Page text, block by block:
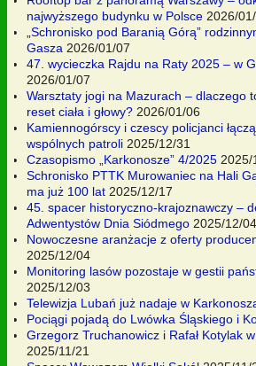
najwyższego budynku w Polsce 2026/
„Schronisko pod Baranią Górą”
Gasza 2026/01/07
47. wycieczka Rajdu na Raty 2025 – w
2026/01/07
Warsztaty jogi na Mazurach – dlaczego
reset ciała i głowy? 2026/01/06
Kamiennogórscy i czescy policjanci
wspólnych patroli 2025/12/31
Czasopismo „Karkonosze” 4/2025 2025/
Schronisko PTTK Murowaniec na Hali
ma już 100 lat 2025/12/17
45. spacer historyczno-krajoznawczy –
Adwentystów Dnia Siódmego 2025/12/04
Nowoczesne aranżacje z oferty
2025/12/04
Monitoring lasów pozostaje w gestii
2025/12/03
Telewizja Lubań już nadaje w
Pociągi pojadą do Lwówka Śląskiego i
Grzegorz Truchanowicz i Rafał Kotylak
2025/11/21